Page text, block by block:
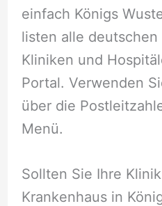
einfach Königs
listen alle deutschen
Kliniken und
Portal. Verwenden
über die
Menü.
Sollten Sie Ihre
Krankenhaus in